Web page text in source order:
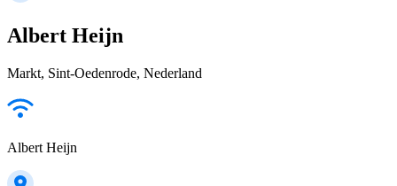
Albert Heijn
Markt, Sint-Oedenrode, Nederland
Albert Heijn